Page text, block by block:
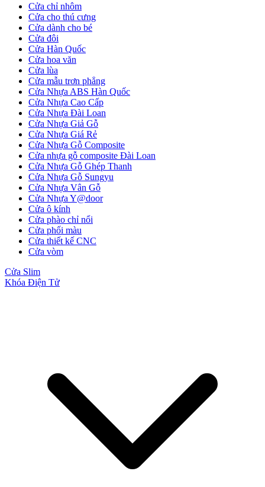
Cửa Gỗ MDF Laminate
Cửa chỉ nhôm
Cửa cho thú cưng
Cửa dành cho bé
Cửa đôi
Cửa Hàn Quốc
Cửa hoa văn
Cửa lùa
Cửa mẫu trơn phẳng
Cửa Nhựa ABS Hàn Quốc
Cửa Nhựa Cao Cấp
Cửa Nhựa Đài Loan
Cửa Nhựa Giả Gỗ
Cửa Nhựa Giá Rẻ
Cửa Nhựa Gỗ Composite
Cửa nhựa gỗ composite Đài Loan
Cửa Nhựa Gỗ Ghép Thanh
Cửa Nhựa Gỗ Sungyu
Cửa Nhựa Vân Gỗ
Cửa Nhựa Y@door
Cửa ô kính
Cửa phào chỉ nổi
Cửa phối màu
Cửa thiết kế CNC
Cửa vòm
Cửa Slim
Khóa Điện Tử